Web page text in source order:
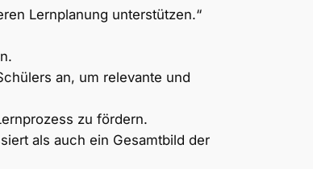
Lernplanung unterstützen.“
an, um relevante und
zu fördern.
als auch ein Gesamtbild der